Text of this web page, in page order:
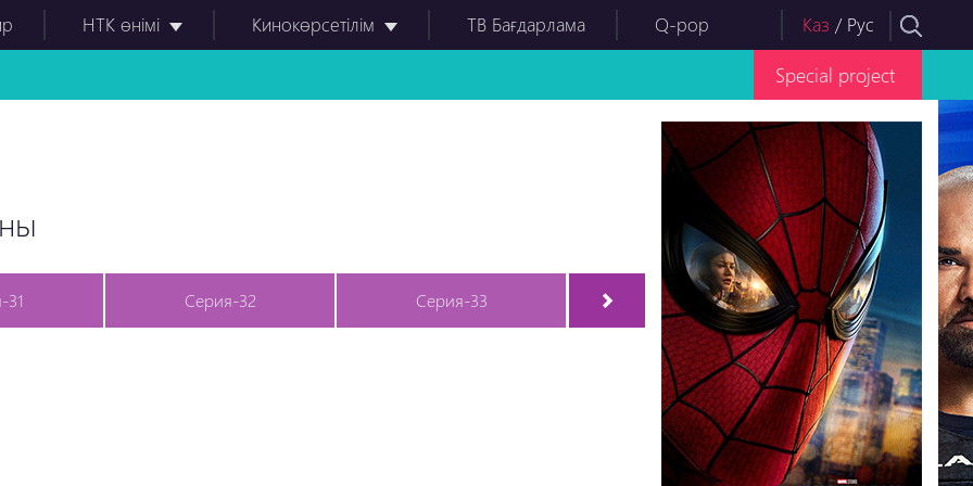
Каз / Рус
НТК өнімі Кинокөрсетілім ТВ Бағдарлама Q-pop
Special project
31 Серия-32 Серия-33 Серия-34 Серия-35